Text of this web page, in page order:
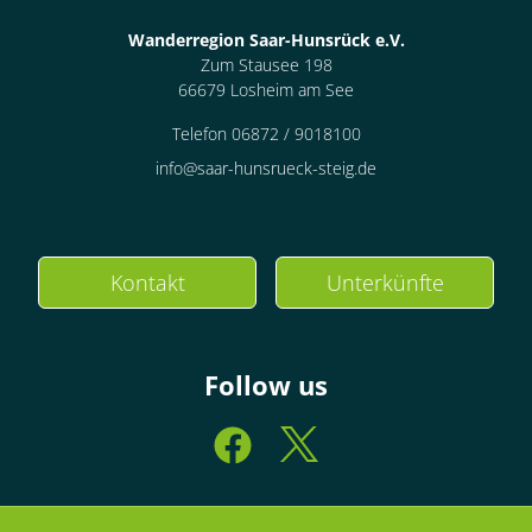
Wanderregion Saar-Hunsrück e.V.
Zum Stausee 198
66679 Losheim am See
Telefon 06872 / 9018100
info@saar-hunsrueck-steig.de
Kontakt Unterkünfte
Follow us